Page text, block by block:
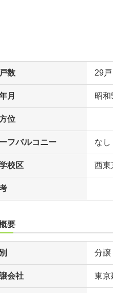
数 29戸
月 昭和
位
フバルコニー なし
校区 西東
要
分譲
会社 東京